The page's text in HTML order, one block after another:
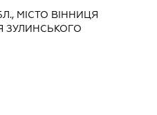
МІСТО ВІННИЦЯ
ЗУЛИНСЬКОГО